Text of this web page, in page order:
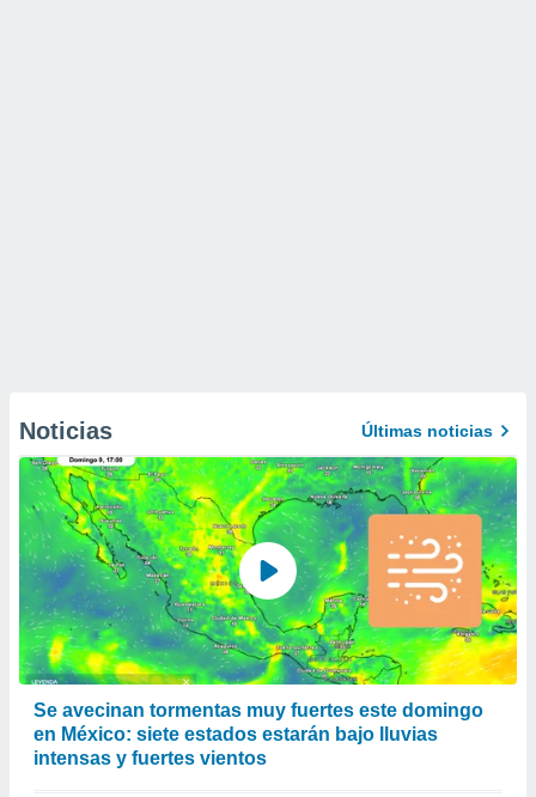
Noticias Últimas noticias
Se avecinan tormentas muy fuertes este domingo
en México: siete estados estarán bajo lluvias
intensas y fuertes vientos